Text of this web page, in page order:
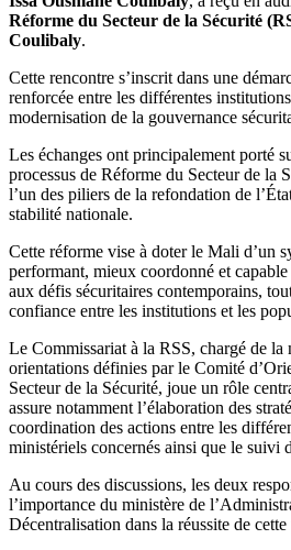
Réforme du Secteur de la Sécurité
Coulibaly.
Cette rencontre s’inscrit dans une
renforcée entre les différentes
modernisation de la gouvernance
Les échanges ont principalement porté
processus de Réforme du Secteur de la
l’un des piliers de la refondation de
stabilité nationale.
Cette réforme vise à doter le Mali d’un
performant, mieux coordonné et
aux défis sécuritaires contemporains,
confiance entre les institutions et les
Le Commissariat à la RSS, chargé de la
orientations définies par le Comité
Secteur de la Sécurité, joue un rôle
assure notamment l’élaboration des
coordination des actions entre les
ministériels concernés ainsi que le suivi
Au cours des discussions, les deux
l’importance du ministère de
Décentralisation dans la réussite de